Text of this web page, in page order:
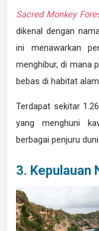
Sacred Monkey
dikenal dengan
ini menawarkan
menghibur, di mana
bebas di habitat
Terdapat sekitar
yang menghuni
berbagai penjuru
3. Kepulauan